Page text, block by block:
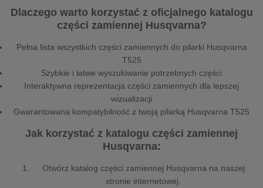
Dlaczego warto korzystać z oficjalnego katalogu
części zamiennej Husqvarna?
Pełna lista wszystkich części zamiennych do pilarki Husqvarna
T525
Szybkie i łatwe wyszukiwanie potrzebnych części
Interaktywna reprezentacja części zamiennych dla lepszej
wizualizacji
Gwarantowana kompatybilność z twoją pilarką Husqvarna T525
Jak korzystać z katalogu części zamiennej
Husqvarna:
Otwórz katalog części zamiennej Husqvarna na naszej
stronie internetowej.